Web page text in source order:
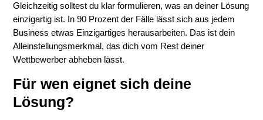
Gleichzeitig solltest du klar formulieren, was an deiner Lösung
einzigartig ist. In 90 Prozent der Fälle lässt sich aus jedem
Business etwas Einzigartiges herausarbeiten. Das ist dein
Alleinstellungsmerkmal, das dich vom Rest deiner
Wettbewerber abheben lässt.
Für wen eignet sich deine
Lösung?